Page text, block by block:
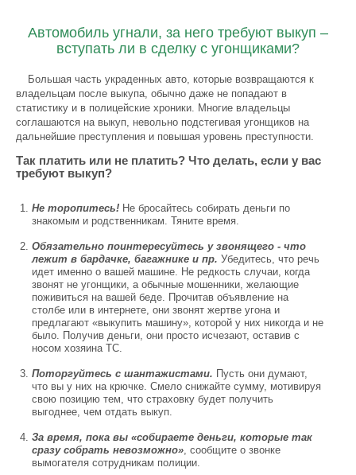
Автомобиль угнали, за него требуют выкуп –
вступать ли в сделку с угонщиками?
Большая часть украденных авто, которые возвращаются к
владельцам после выкупа, обычно даже не попадают в
статистику и в полицейские хроники. Многие владельцы
соглашаются на выкуп, невольно подстегивая угонщиков на
дальнейшие преступления и повышая уровень преступности.
Так платить или не платить? Что делать, если у вас
требуют выкуп?
Не торопитесь! Не бросайтесь собирать деньги по
знакомым и родственникам. Тяните время.
Обязательно поинтересуйтесь у звонящего - что
лежит в бардачке, багажнике и пр. Убедитесь, что речь
идет именно о вашей машине. Не редкость случаи, когда
звонят не угонщики, а обычные мошенники, желающие
поживиться на вашей беде. Прочитав объявление на
столбе или в интернете, они звонят жертве угона и
предлагают «выкупить машину», которой у них никогда и не
было. Получив деньги, они просто исчезают, оставив с
носом хозяина ТС.
Поторгуйтесь с шантажистами. Пусть они думают,
что вы у них на крючке. Смело снижайте сумму, мотивируя
свою позицию тем, что страховку будет получить
выгоднее, чем отдать выкуп.
За время, пока вы «собираете деньги, которые так
сразу собрать невозможно», сообщите о звонке
вымогателя сотрудникам полиции.